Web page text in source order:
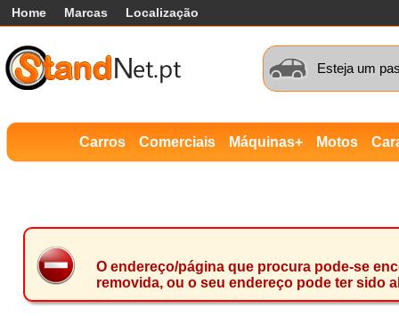
Home Marcas Localização
Esteja um
Carros Comerciais Máquinas+ Motos
O endereço/página que procura pode-se
removida, ou o seu endereço pode ter sido